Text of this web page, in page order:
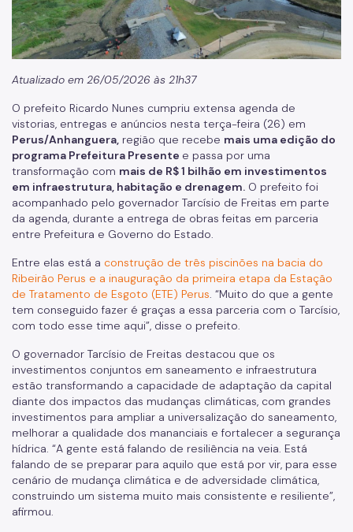
Atualizado em 26/05/2026 às 21h37
O prefeito Ricardo Nunes cumpriu extensa agenda de
vistorias, entregas e anúncios nesta terça-feira (26) em
Perus/Anhanguera, região que recebe mais uma edição do
programa Prefeitura Presente e passa por uma
transformação com mais de R$ 1 bilhão em investimentos
em infraestrutura, habitação e drenagem. O prefeito foi
acompanhado pelo governador Tarcísio de Freitas em parte
da agenda, durante a entrega de obras feitas em parceria
entre Prefeitura e Governo do Estado.
Entre elas está a construção de três piscinões na bacia do
Ribeirão Perus e a inauguração da primeira etapa da Estação
de Tratamento de Esgoto (ETE) Perus. “Muito do que a gente
tem conseguido fazer é graças a essa parceria com o Tarcísio,
com todo esse time aqui”, disse o prefeito.
O governador Tarcísio de Freitas destacou que os
investimentos conjuntos em saneamento e infraestrutura
estão transformando a capacidade de adaptação da capital
diante dos impactos das mudanças climáticas, com grandes
investimentos para ampliar a universalização do saneamento,
melhorar a qualidade dos mananciais e fortalecer a segurança
hídrica. “A gente está falando de resiliência na veia. Está
falando de se preparar para aquilo que está por vir, para esse
cenário de mudança climática e de adversidade climática,
construindo um sistema muito mais consistente e resiliente”,
afirmou.